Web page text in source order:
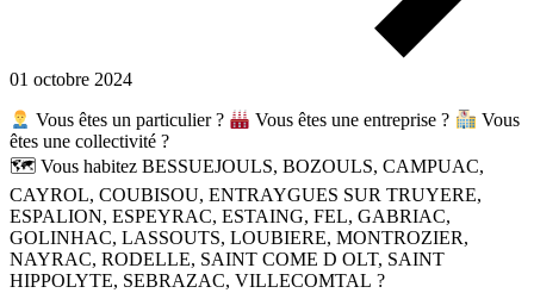
01 octobre 2024
Vous êtes un particulier ? Vous êtes une entreprise ?
Vous
êtes une collectivité ?
🗺 Vous habitez BESSUEJOULS, BOZOULS, CAMPUAC,
CAYROL, COUBISOU, ENTRAYGUES SUR TRUYERE,
ESPALION, ESPEYRAC, ESTAING, FEL, GABRIAC,
GOLINHAC, LASSOUTS, LOUBIERE, MONTROZIER,
NAYRAC, RODELLE, SAINT COME D OLT, SAINT
HIPPOLYTE, SEBRAZAC, VILLECOMTAL ?